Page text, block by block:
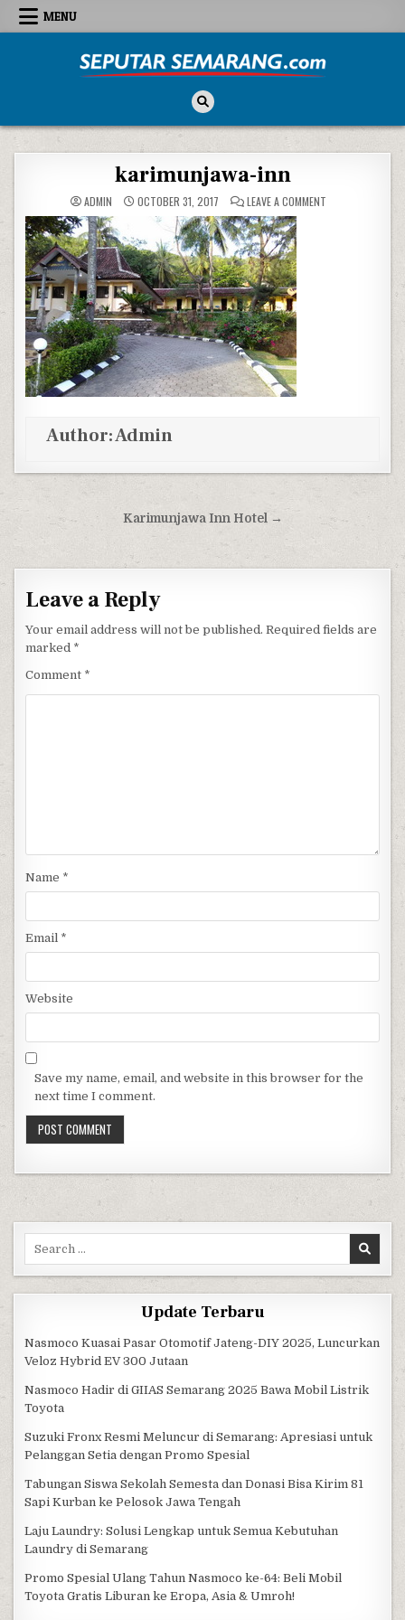
Skip to content
MENU
karimunjawa-inn
ADMIN OCTOBER 31, 2017 LEAVE A COMMENTON
Author:Admin
Post navigationKarimunjawa Inn Hotel →
Leave a Reply
Your email address will not be published. Required fields are
marked *
Comment *
Name *
Email *
Website
Save my name, email, and website in this browser for the
next time I comment.
Update Terbaru
Nasmoco Kuasai Pasar Otomotif Jateng-DIY 2025, Luncurkan
Veloz Hybrid EV 300 Jutaan
Nasmoco Hadir di GIIAS Semarang 2025 Bawa Mobil Listrik
Toyota
Suzuki Fronx Resmi Meluncur di Semarang: Apresiasi untuk
Pelanggan Setia dengan Promo Spesial
Tabungan Siswa Sekolah Semesta dan Donasi Bisa Kirim 81
Sapi Kurban ke Pelosok Jawa Tengah
Laju Laundry: Solusi Lengkap untuk Semua Kebutuhan
Laundry di Semarang
Promo Spesial Ulang Tahun Nasmoco ke-64: Beli Mobil
Toyota Gratis Liburan ke Eropa, Asia & Umroh!